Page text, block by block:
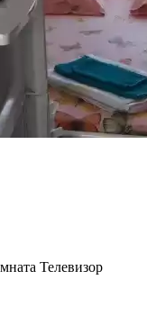
Телевизор